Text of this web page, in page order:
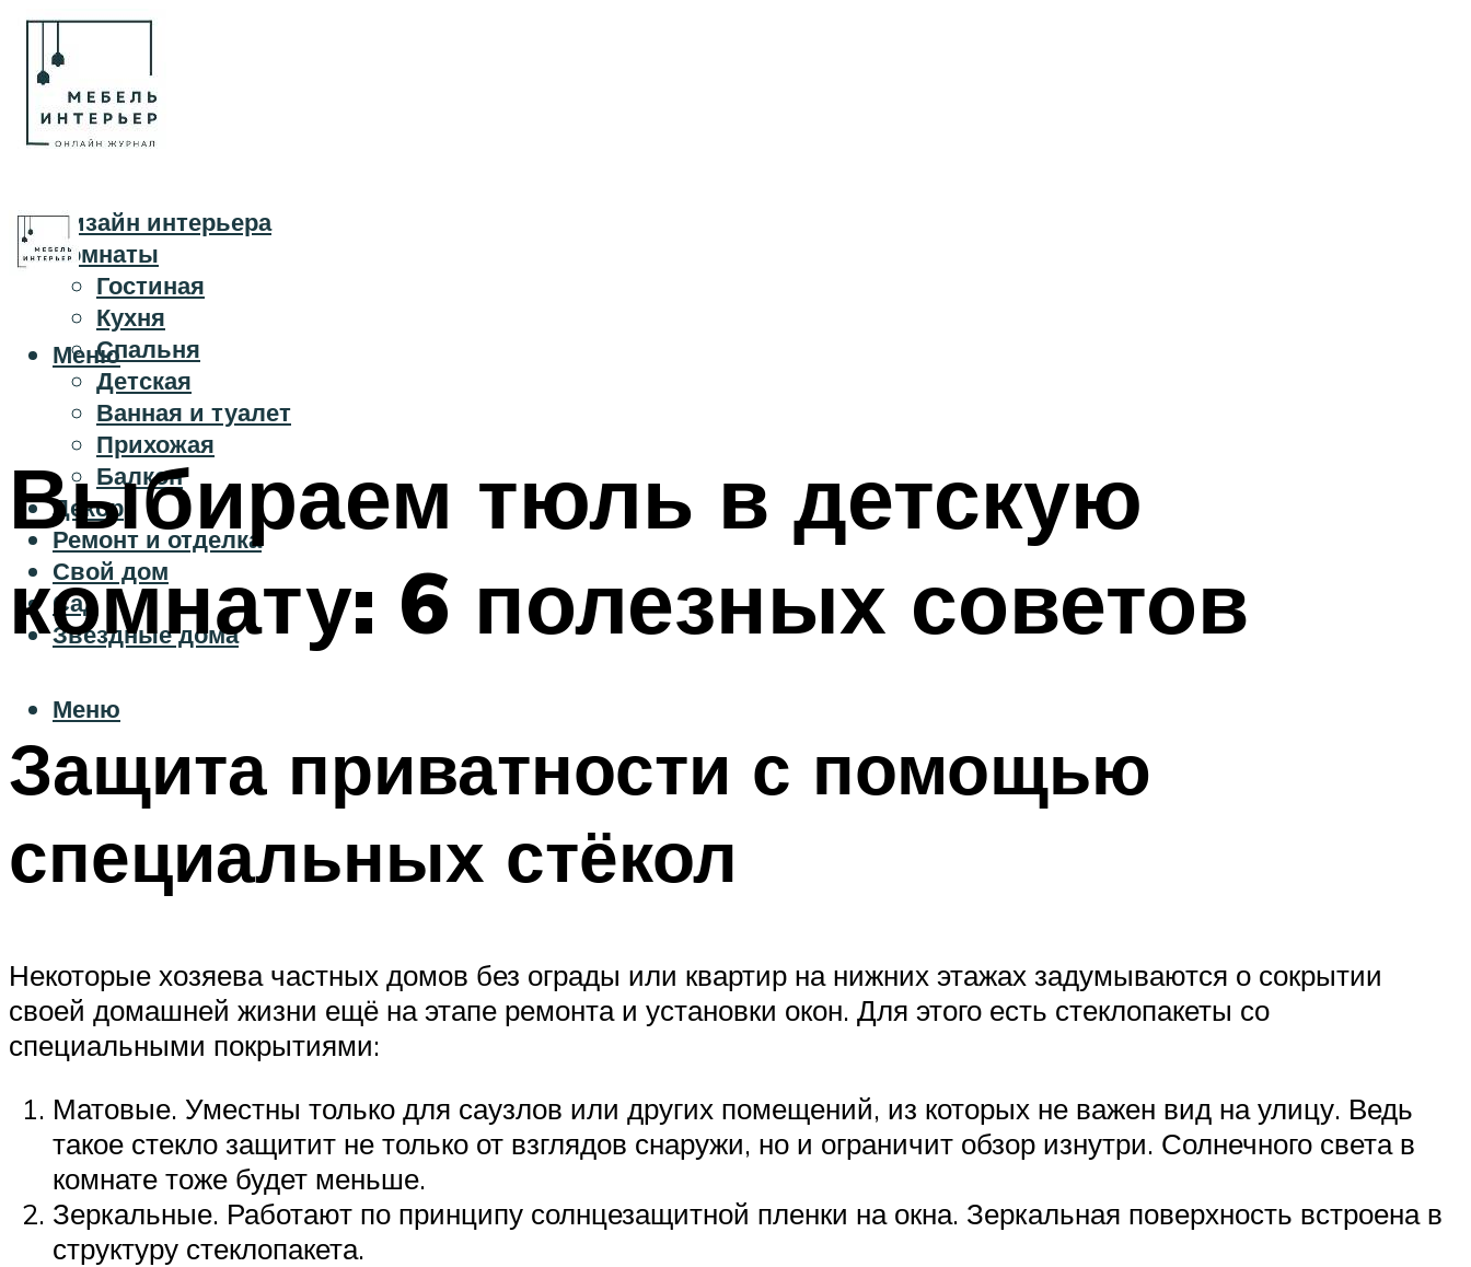
Дизайн интерьера
Комнаты
Гостиная
Кухня
Спальня
Детская
Ванная и туалет
Прихожая
Балкон
Декор
Ремонт и отделка
Свой дом
Сад
Звездные дома
Меню
Меню
Выбираем тюль в детскую
комнату: 6 полезных советов
Защита приватности с помощью
специальных стёкол
Некоторые хозяева частных домов без ограды или квартир на нижних этажах задумываются о сокрытии
своей домашней жизни ещё на этапе ремонта и установки окон. Для этого есть стеклопакеты со
специальными покрытиями:
Матовые. Уместны только для саузлов или других помещений, из которых не важен вид на улицу. Ведь
такое стекло защитит не только от взглядов снаружи, но и ограничит обзор изнутри. Солнечного света в
комнате тоже будет меньше.
Зеркальные. Работают по принципу солнцезащитной пленки на окна. Зеркальная поверхность встроена в
структуру стеклопакета.